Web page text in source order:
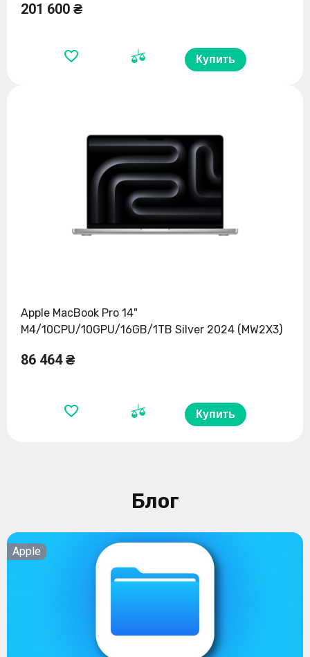
201 600 ₴
Купить
Apple MacBook Pro 14"
M4/10CPU/10GPU/16GB/1TB Silver 2024 (MW2X3)
86 464 ₴
Купить
Блог
Apple